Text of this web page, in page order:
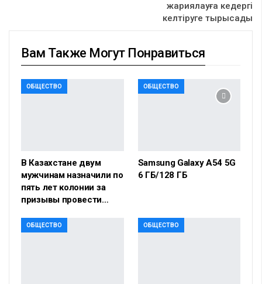
жариялауға кедергі
келтіруге тырысады
Вам Также Могут Понравиться
ОБЩЕСТВО
В Казахстане двум
мужчинам назначили по
пять лет колонии за
призывы провести…
ОБЩЕСТВО
Samsung Galaxy A54 5G
6 ГБ/128 ГБ
ОБЩЕСТВО ОБЩЕСТВО